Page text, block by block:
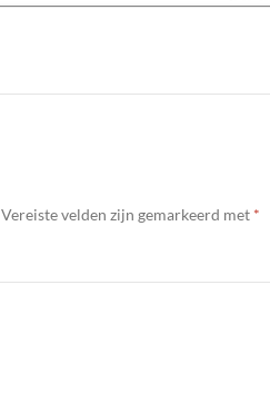
Vereiste velden zijn gemarkeerd met *